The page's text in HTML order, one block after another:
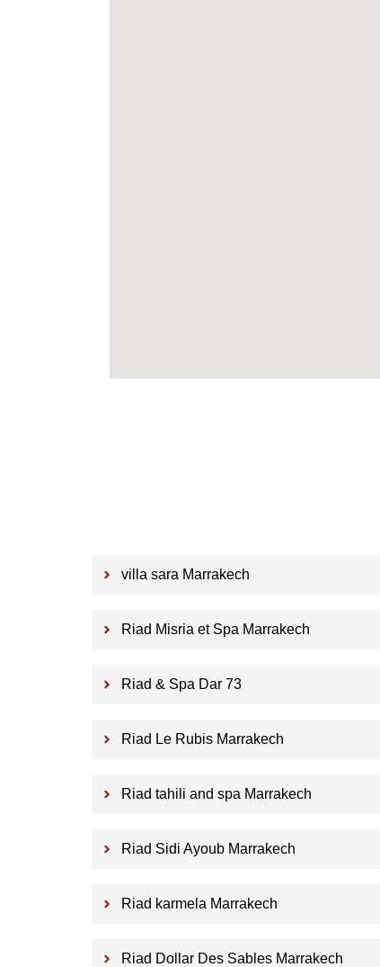
villa sara Marrakech
Riad Misria et Spa Marrakech
Riad & Spa Dar 73
Riad Le Rubis Marrakech
Riad tahili and spa Marrakech
Riad Sidi Ayoub Marrakech
Riad karmela Marrakech
Riad Dollar Des Sables Marrakech